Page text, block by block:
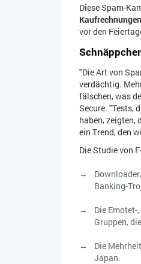
Diese Spam-
Kaufrechnungen
vor den
"Die Art von
verdächtig.
fälschen, was
Secure. "Tests,
haben, zeigten,
ein Trend, den
Die Studie von
Banking-
Die
Gruppen,
Die
Japan.